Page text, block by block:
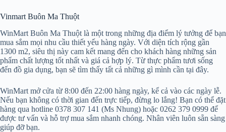
Vinmart Buôn Ma Thuột
WinMart Buôn Ma Thuột là một trong những địa điểm lý tưởng để bạn
mua sắm mọi nhu cầu thiết yếu hàng ngày. Với diện tích rộng gần
1300 m2, siêu thị này cam kết mang đến cho khách hàng những sản
phẩm chất lượng tốt nhất và giá cả hợp lý. Từ thực phẩm tươi sống
đến đồ gia dụng, bạn sẽ tìm thấy tất cả những gì mình cần tại đây.
WinMart mở cửa từ 8:00 đến 22:00 hàng ngày, kể cả vào các ngày lễ.
Nếu bạn không có thời gian đến trực tiếp, đừng lo lắng! Bạn có thể đặt
hàng qua hotline 0378 307 141 (Ms Nhung) hoặc 0262 379 0999 để
được tư vấn và hỗ trợ mua sắm nhanh chóng. Nhân viên luôn sẵn sàng
giúp đỡ bạn.